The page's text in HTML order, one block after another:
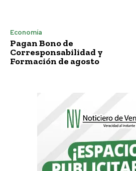
Economía
Pagan Bono de
Corresponsabilidad y
Formación de agosto